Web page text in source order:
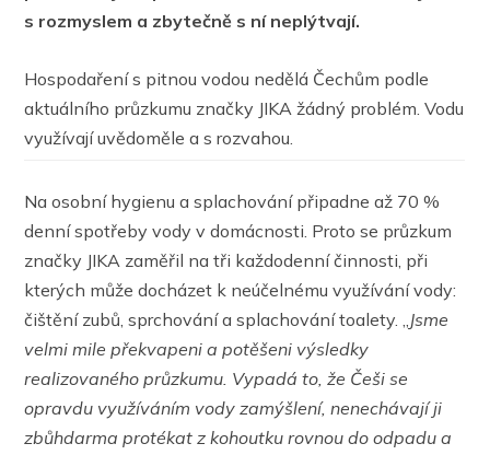
s rozmyslem a zbytečně s ní neplýtvají.
Hospodaření s pitnou vodou nedělá Čechům podle
aktuálního průzkumu značky JIKA žádný problém. Vodu
využívají uvědoměle a s rozvahou.
Na osobní hygienu a splachování připadne až 70 %
denní spotřeby vody v domácnosti. Proto se průzkum
značky JIKA zaměřil na tři každodenní činnosti, při
kterých může docházet k neúčelnému využívání vody:
čištění zubů, sprchování a splachování toalety. „Jsme
velmi mile překvapeni a potěšeni výsledky
realizovaného průzkumu. Vypadá to, že Češi se
opravdu využíváním vody zamýšlení, nenechávají ji
zbůhdarma protékat z kohoutku rovnou do odpadu a